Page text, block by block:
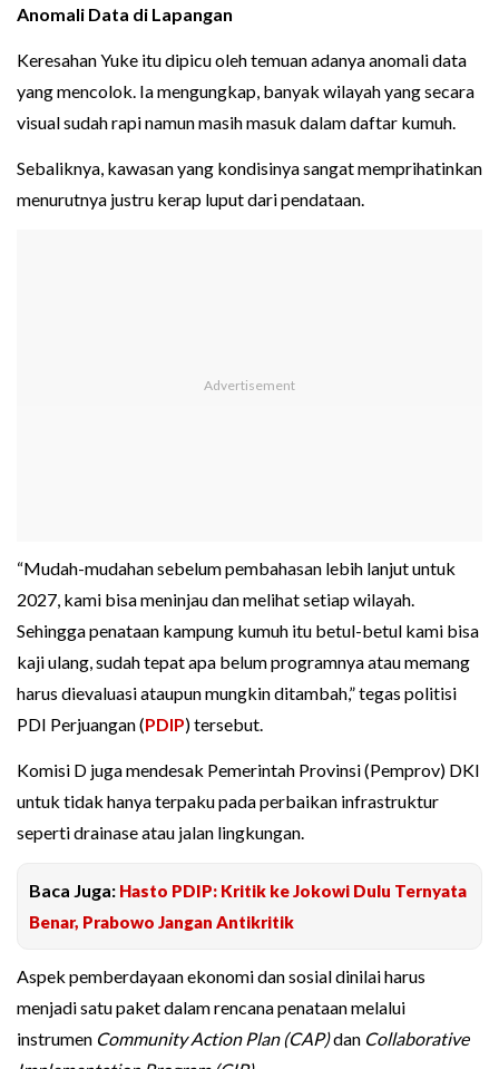
Anomali Data di Lapangan
Keresahan Yuke itu dipicu oleh temuan adanya anomali data
yang mencolok. Ia mengungkap, banyak wilayah yang secara
visual sudah rapi namun masih masuk dalam daftar kumuh.
Sebaliknya, kawasan yang kondisinya sangat memprihatinkan
menurutnya justru kerap luput dari pendataan.
“Mudah-mudahan sebelum pembahasan lebih lanjut untuk
2027, kami bisa meninjau dan melihat setiap wilayah.
Sehingga penataan kampung kumuh itu betul-betul kami bisa
kaji ulang, sudah tepat apa belum programnya atau memang
harus dievaluasi ataupun mungkin ditambah,” tegas politisi
PDI Perjuangan (PDIP) tersebut.
Komisi D juga mendesak Pemerintah Provinsi (Pemprov) DKI
untuk tidak hanya terpaku pada perbaikan infrastruktur
seperti drainase atau jalan lingkungan.
Baca Juga: Hasto PDIP: Kritik ke Jokowi Dulu Ternyata
Benar, Prabowo Jangan Antikritik
Aspek pemberdayaan ekonomi dan sosial dinilai harus
menjadi satu paket dalam rencana penataan melalui
instrumen Community Action Plan (CAP)dan Collaborative